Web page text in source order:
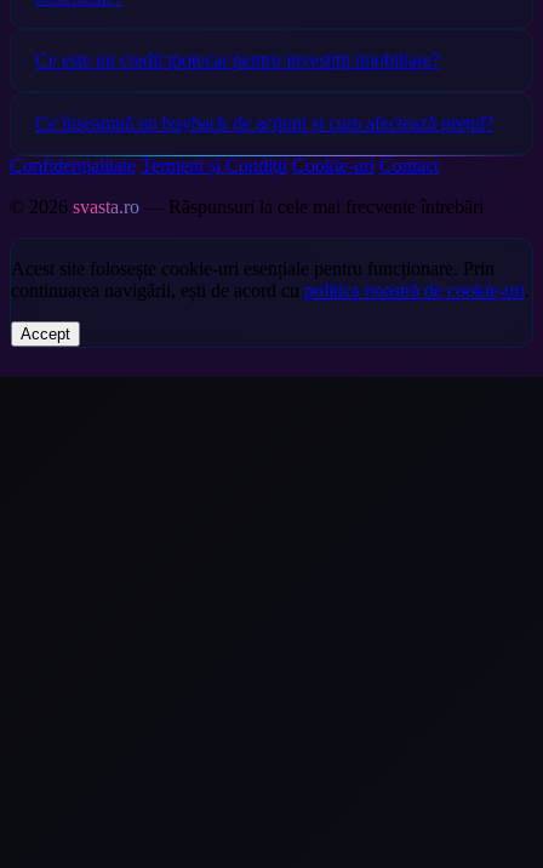
Ce este un credit ipotecar pentru investiții imobiliare?
Ce înseamnă un buyback de acțiuni și cum afectează prețul?
Confidențialitate Termeni și Condiții Cookie-uri Contact
© 2026 svasta.ro — Răspunsuri la cele mai frecvente întrebări
Acest site folosește cookie-uri esențiale pentru funcționare. Prin
continuarea navigării, ești de acord cu politica noastră de cookie-uri.
Accept